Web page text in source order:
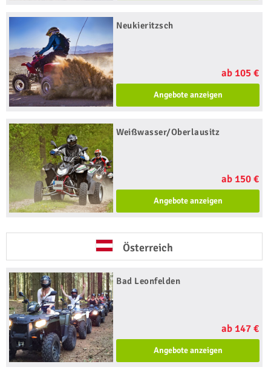
Neukieritzsch
ab 105 €
Angebote anzeigen
Weißwasser/Oberlausitz
ab 150 €
Angebote anzeigen
Österreich
Bad Leonfelden
ab 147 €
Angebote anzeigen